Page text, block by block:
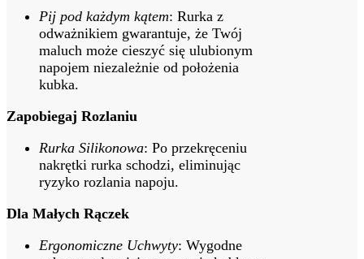
Pij pod każdym kątem: Rurka z
odważnikiem gwarantuje, że Twój
maluch może cieszyć się ulubionym
napojem niezależnie od położenia
kubka.
Zapobiegaj Rozlaniu
Rurka Silikonowa: Po przekręceniu
nakrętki rurka schodzi, eliminując
ryzyko rozlania napoju.
Dla Małych Rączek
Ergonomiczne Uchwyty: Wygodne